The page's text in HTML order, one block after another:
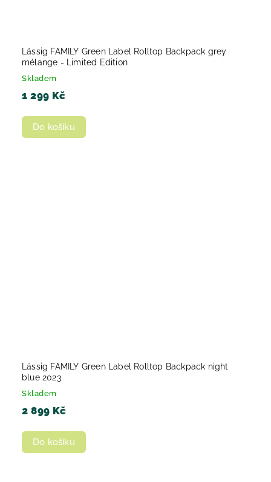
Lässig FAMILY Green Label Rolltop Backpack grey
mélange - Limited Edition
Skladem
1 299 Kč
Do košíku
Lässig FAMILY Green Label Rolltop Backpack night
blue 2023
Skladem
2 899 Kč
Do košíku